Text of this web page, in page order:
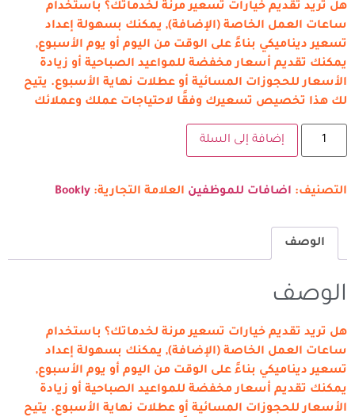
هل تريد تقديم خيارات تسعير مرنة لخدماتك؟ باستخدام
ساعات العمل الخاصة (الإضافة), يمكنك بسهولة إعداد
تسعير ديناميكي بناءً على الوقت من اليوم أو يوم الأسبوع,
يمكنك تقديم أسعار مخفضة للمواعيد الصباحية أو زيادة
الأسعار للحجوزات المسائية أو عطلات نهاية الأسبوع. يتيح
لك هذا تخصيص تسعيرك وفقًا لاحتياجات عملك وعملائك
إضافة إلى السلة
التصنيف: اضافات للموظفين العلامة التجارية: Bookly
الوصف
الوصف
هل تريد تقديم خيارات تسعير مرنة لخدماتك؟ باستخدام
ساعات العمل الخاصة (الإضافة), يمكنك بسهولة إعداد
تسعير ديناميكي بناءً على الوقت من اليوم أو يوم الأسبوع,
يمكنك تقديم أسعار مخفضة للمواعيد الصباحية أو زيادة
الأسعار للحجوزات المسائية أو عطلات نهاية الأسبوع. يتيح